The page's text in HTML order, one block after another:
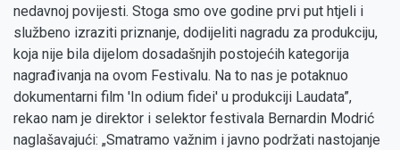
nedavnoj povijesti. Stoga smo ove godine prvi put htjeli i
službeno izraziti priznanje, dodijeliti nagradu za produkciju,
koja nije bila dijelom dosadašnjih postojećih kategorija
nagrađivanja na ovom Festivalu. Na to nas je potaknuo
dokumentarni film 'In odium fidei' u produkciji Laudata”,
rekao nam je direktor i selektor festivala Bernardin Modrić
naglašavajući: „Smatramo važnim i javno podržati nastojanje